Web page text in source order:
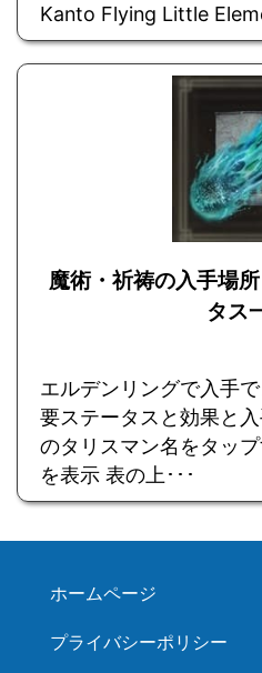
Kanto Flying Little
魔術・祈祷の入手場
タス
エルデンリングで入手
要ステータスと効果と
のタリスマン名をタッ
を表示 表の上･･･
ホームページ
プライバシーポリシー